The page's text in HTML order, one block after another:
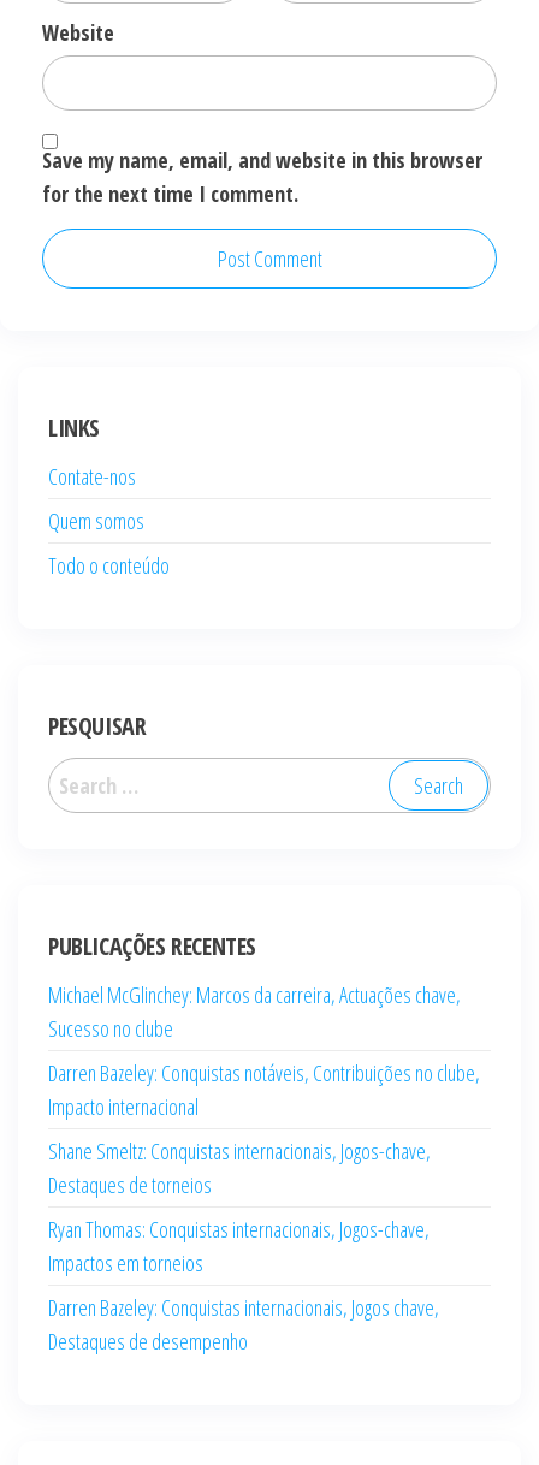
Website
Save my name, email, and website in this browser
for the next time I comment.
LINKS
Contate-nos
Quem somos
Todo o conteúdo
PESQUISAR
Search
for:
PUBLICAÇÕES RECENTES
Michael McGlinchey: Marcos da carreira, Actuações chave,
Sucesso no clube
Darren Bazeley: Conquistas notáveis, Contribuições no clube,
Impacto internacional
Shane Smeltz: Conquistas internacionais, Jogos-chave,
Destaques de torneios
Ryan Thomas: Conquistas internacionais, Jogos-chave,
Impactos em torneios
Darren Bazeley: Conquistas internacionais, Jogos chave,
Destaques de desempenho